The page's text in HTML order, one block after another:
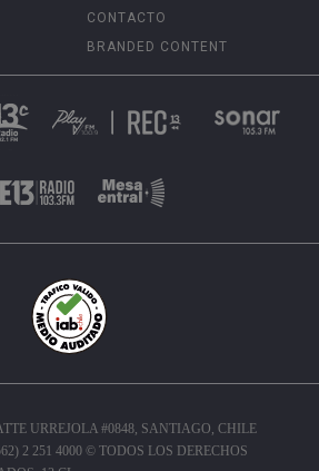
CONTACTO
BRANDED CONTENT
URREJOLA #0848, SANTIAGO, CHILE
2 251 4000 © TODOS LOS DERECHOS